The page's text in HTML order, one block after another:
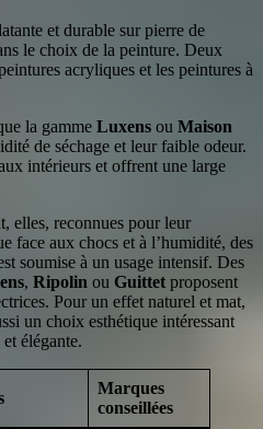
et durable sur pierre de
le choix de la peinture. Deux
acryliques et les peintures à
la gamme Luxens ou Maison
de séchage et leur faible odeur.
intérieurs et offrent une large
elles, reconnues pour leur
face aux chocs et à l’humidité, des
soumise à un usage intensif. Des
, Ripolin ou Guittet proposent
Pour un effet naturel et mat,
un choix esthétique intéressant
élégante.
Marques
conseillées